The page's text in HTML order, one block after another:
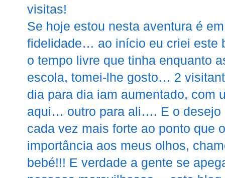
visitas!
Se hoje estou nesta aventura é
fidelidade… ao início eu criei este
o tempo livre que tinha enquanto
escola, tomei-lhe gosto… 2
dia para dia iam aumentado, com
aqui… outro para ali…. E o desejo
cada vez mais forte ao ponto que
importância aos meus olhos,
bebé!!! E verdade a gente se